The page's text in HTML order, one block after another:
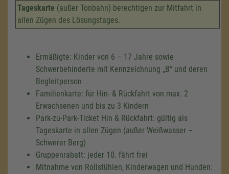
Tageskarte (außer Tonbahn) berechtigen zur Mitfahrt in
allen Zügen des Lösungstages.
Ermäßigte: Kinder von 6 – 17 Jahre sowie
Schwerbehinderte mit Kennzeichnung B und deren
Begleitperson
Familienkarte: für Hin- & Rückfahrt von max. 2
Erwachsenen und bis zu 3 Kindern
Park-zu-Park-Ticket Hin & Rückfahrt: gültig als
Tageskarte in allen Zügen (außer Weißwasser –
Schwerer Berg)
Gruppenrabatt: jeder 10. fährt frei
Mitnahme von Rollstühlen, Kinderwagen und Hunden: